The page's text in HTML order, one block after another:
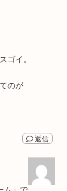
ゴイ。
のが
返信